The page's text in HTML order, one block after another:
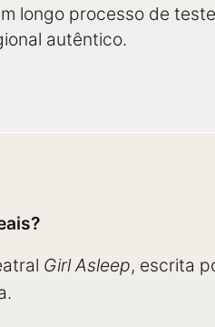
longo processo de
autêntico.
Girl Asleep, escrita